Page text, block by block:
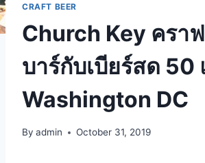
CRAFT BEER
Church Key ครา
บาร์กับเบียร์สด 50
Washington DC
By admin October 31, 2019